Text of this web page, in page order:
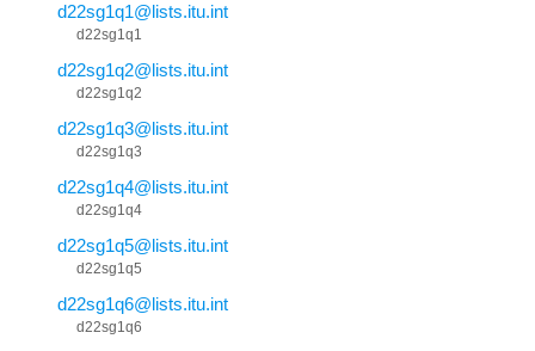
d22sg1q1@lists.itu.int
d22sg1q1
d22sg1q2@lists.itu.int
d22sg1q2
d22sg1q3@lists.itu.int
d22sg1q3
d22sg1q4@lists.itu.int
d22sg1q4
d22sg1q5@lists.itu.int
d22sg1q5
d22sg1q6@lists.itu.int
d22sg1q6